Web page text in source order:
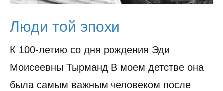
Люди той эпохи
К 100-летию со дня рождения Эди
Моисеевны Тырманд В моем детстве она
была самым важным человеком после